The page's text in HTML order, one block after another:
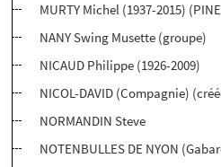
MURTY Michel (1937-2015)
NANY Swing Musette (groupe)
NICAUD Philippe (1926-2009)
NICOL-DAVID (Compagnie)
NORMANDIN Steve
NOTENBULLES DE NYON